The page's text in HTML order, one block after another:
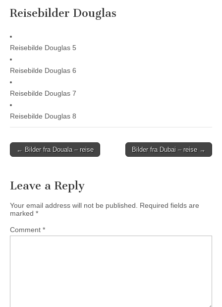
Reisebilder Douglas
Reisebilde Douglas 5
Reisebilde Douglas 6
Reisebilde Douglas 7
Reisebilde Douglas 8
Post
← Bilder fra Douala – reise Bilder fra Dubai – reise →
Leave a Reply
Your email address will not be published.
Required fields are
marked *
Comment *